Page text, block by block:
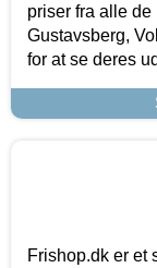
priser fra alle
Gustavsberg,
for at se deres
Frishop.dk er et